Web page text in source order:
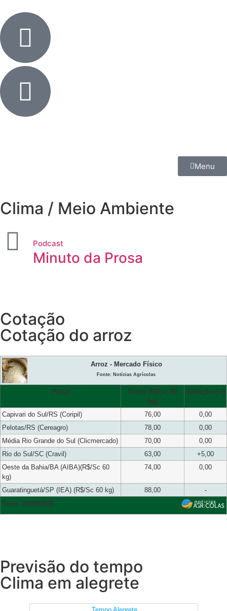
Menu
Clima / Meio Ambiente
Podcast
Minuto da Prosa
Cotação
Cotação do arroz
Arroz - Mercado Físico
Fonte: Notícias Agrícolas
Praça
Preço (R$/sc 50
kg)
Variação (%)
Capivari do Sul/RS (Coripil) 76,00
0,00
Pelotas/RS (Cereagro)
78,00
0,00
Média Rio Grande do Sul (Clicmercado)
70,00
0,00
Rio do Sul/SC (Cravil)
63,00
+5,00
Oeste da Bahia/BA (AIBA)(R$/Sc 60
kg)
74,00 0,00
Guaratinguetá/SP (IEA) (R$/Sc 60 kg) 88,00
-
Fech. 10/08/2026
Previsão do tempo
Clima em alegrete